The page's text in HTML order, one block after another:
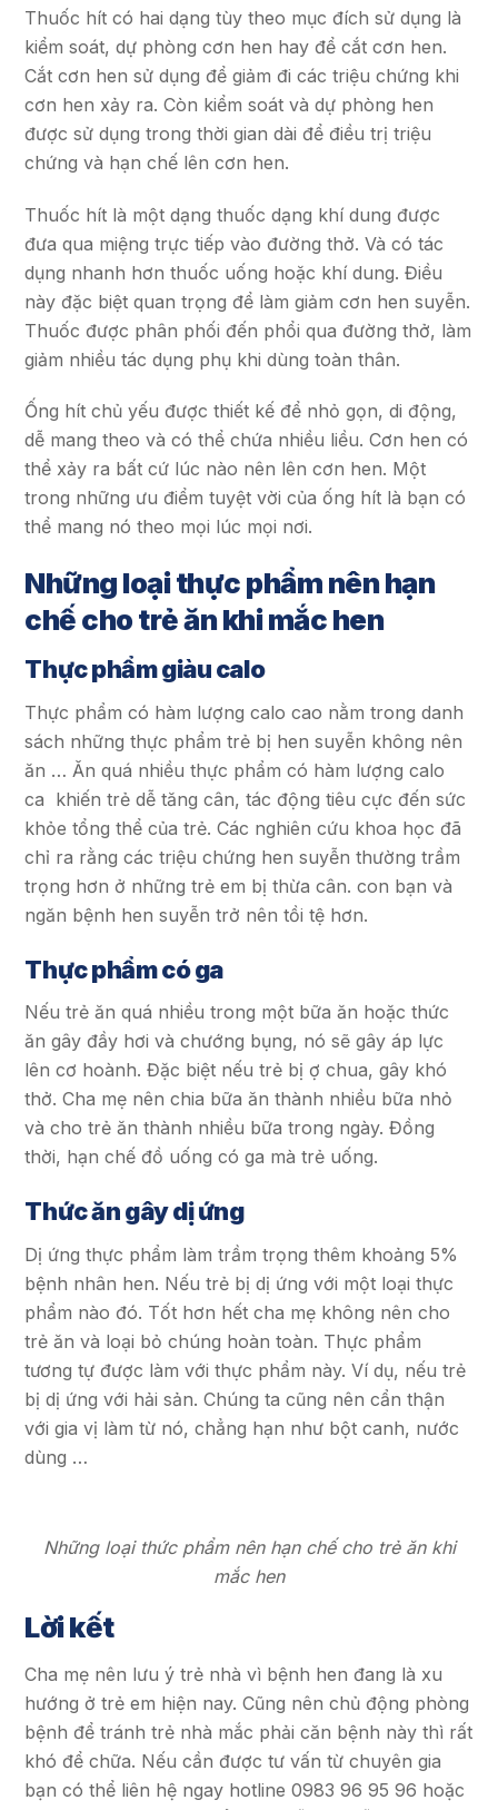
Thuốc hít có hai dạng tùy theo mục đích sử dụng là
kiểm soát, dự phòng cơn hen hay để cắt cơn hen.
Cắt cơn hen sử dụng để giảm đi các triệu chứng khi
cơn hen xảy ra. Còn kiểm soát và dự phòng hen
được sử dụng trong thời gian dài để điều trị triệu
chứng và hạn chế lên cơn hen.
Thuốc hít là một dạng thuốc dạng khí dung được
đưa qua miệng trực tiếp vào đường thở. Và có tác
dụng nhanh hơn thuốc uống hoặc khí dung. Điều
này đặc biệt quan trọng để làm giảm cơn hen suyễn.
Thuốc được phân phối đến phổi qua đường thở, làm
giảm nhiều tác dụng phụ khi dùng toàn thân.
Ống hít chủ yếu được thiết kế để nhỏ gọn, di động,
dễ mang theo và có thể chứa nhiều liều. Cơn hen có
thể xảy ra bất cứ lúc nào nên lên cơn hen. Một
trong những ưu điểm tuyệt vời của ống hít là bạn có
thể mang nó theo mọi lúc mọi nơi.
Những loại thực phẩm nên hạn
chế cho trẻ ăn khi mắc hen
Thực phẩm giàu calo
Thực phẩm có hàm lượng calo cao nằm trong danh
sách những thực phẩm trẻ bị hen suyễn không nên
ăn … Ăn quá nhiều thực phẩm có hàm lượng calo
ca khiến trẻ dễ tăng cân, tác động tiêu cực đến sức
khỏe tổng thể của trẻ. Các nghiên cứu khoa học đã
chỉ ra rằng các triệu chứng hen suyễn thường trầm
trọng hơn ở những trẻ em bị thừa cân. con bạn và
ngăn bệnh hen suyễn trở nên tồi tệ hơn.
Thực phẩm có ga
Nếu trẻ ăn quá nhiều trong một bữa ăn hoặc thức
ăn gây đầy hơi và chướng bụng, nó sẽ gây áp lực
lên cơ hoành. Đặc biệt nếu trẻ bị ợ chua, gây khó
thở. Cha mẹ nên chia bữa ăn thành nhiều bữa nhỏ
và cho trẻ ăn thành nhiều bữa trong ngày. Đồng
thời, hạn chế đồ uống có ga mà trẻ uống.
Thức ăn gây dị ứng
Dị ứng thực phẩm làm trầm trọng thêm khoảng 5%
bệnh nhân hen. Nếu trẻ bị dị ứng với một loại thực
phẩm nào đó. Tốt hơn hết cha mẹ không nên cho
trẻ ăn và loại bỏ chúng hoàn toàn. Thực phẩm
tương tự được làm với thực phẩm này. Ví dụ, nếu trẻ
bị dị ứng với hải sản. Chúng ta cũng nên cẩn thận
với gia vị làm từ nó, chẳng hạn như bột canh, nước
dùng …
Những loại thức phẩm nên hạn chế cho trẻ ăn khi
mắc hen
Lời kết
Cha mẹ nên lưu ý trẻ nhà vì bệnh hen đang là xu
hướng ở trẻ em hiện nay. Cũng nên chủ động phòng
bệnh để tránh trẻ nhà mắc phải căn bệnh này thì rất
khó để chữa. Nếu cần được tư vấn từ chuyên gia
bạn có thể liên hệ ngay hotline 0983 96 95 96 hoặc